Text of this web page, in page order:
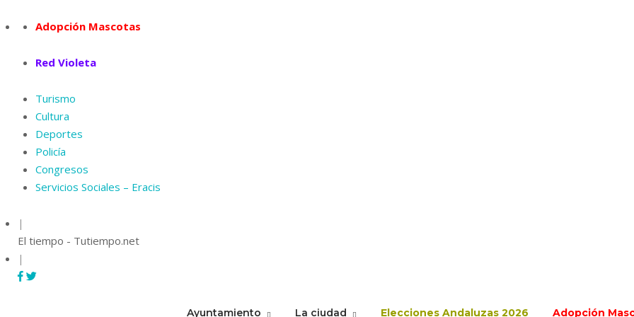
to
Adopción Mascotas
Red Violeta
Turismo
Cultura
Deportes
Policía
Congresos
Servicios Sociales – Eracis
|
El tiempo - Tutiempo.net
|
Ayuntamiento La ciudad Elecciones Andaluzas 2026 Adopción